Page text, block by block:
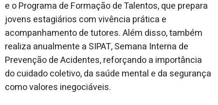
e o Programa de Formação de Talentos, que prepara
jovens estagiários com vivência prática e
acompanhamento de tutores. Além disso, também
realiza anualmente a SIPAT, Semana Interna de
Prevenção de Acidentes, reforçando a importância
do cuidado coletivo, da saúde mental e da segurança
como valores inegociáveis.